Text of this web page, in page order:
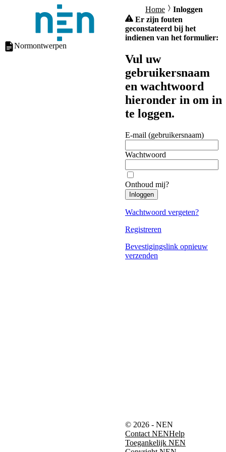
Normontwerpen
Home
Inloggen
Er zijn fouten
geconstateerd bij het
indienen van het formulier:
Vul uw
gebruikersnaam
en wachtwoord
hieronder in om in
te loggen.
E-mail (gebruikersnaam)
Wachtwoord
Onthoud mij?
Inloggen
Wachtwoord vergeten?
Registreren
Bevestigingslink opnieuw
verzenden
© 2026 - NEN
Contact NENHelp
Toegankelijk NEN